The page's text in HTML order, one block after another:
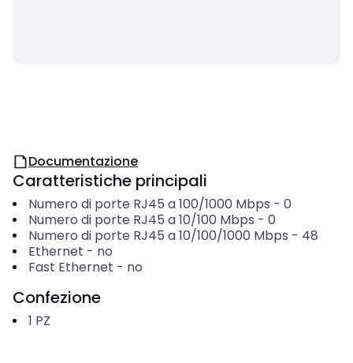
Documentazione
Caratteristiche principali
Numero di porte RJ45 a 100/1000 Mbps - 0
Numero di porte RJ45 a 10/100 Mbps - 0
Numero di porte RJ45 a 10/100/1000 Mbps - 48
Ethernet - no
Fast Ethernet - no
Confezione
1 PZ